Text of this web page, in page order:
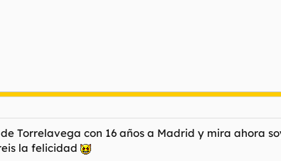
Torrelavega con 16 años a Madrid y mira ahora
la felicidad